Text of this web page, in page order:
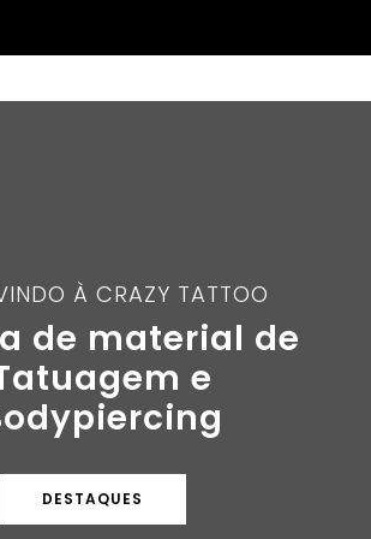
À CRAZY TATTOO
de material de
e
DESTAQUES